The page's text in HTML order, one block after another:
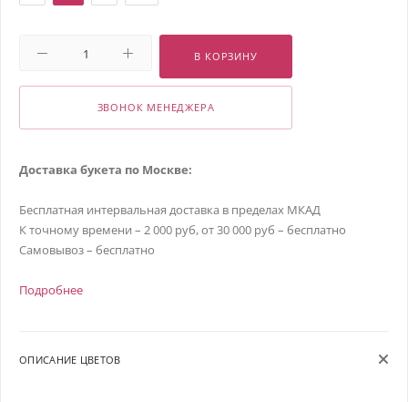
В КОРЗИНУ
ЗВОНОК МЕНЕДЖЕРА
Доставка букета по Москве:
Бесплатная интервальная доставка в пределах МКАД
К точному времени – 2 000 руб, от 30 000 руб – бесплатно
Самовывоз – бесплатно
Подробнее
ОПИСАНИЕ ЦВЕТОВ